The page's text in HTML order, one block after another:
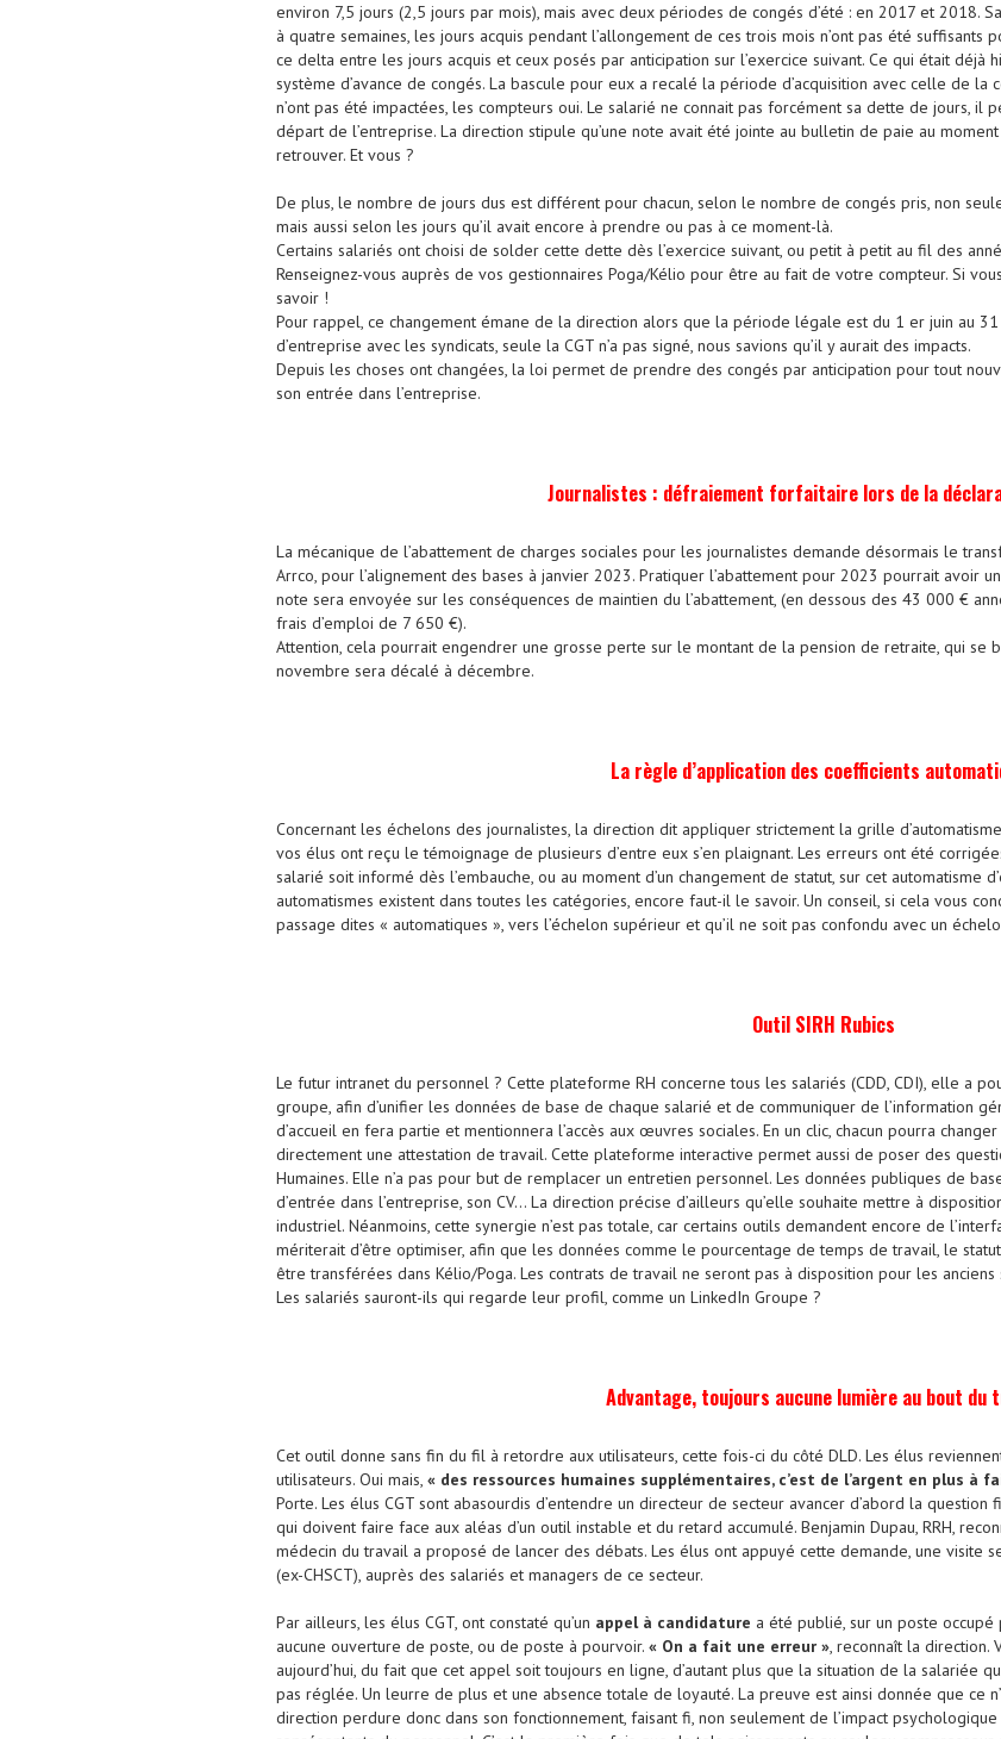
environ 7,5 jours (2,5 jours par mois), mais avec deux périodes de congés d’été : en 2017 et 2018.
à quatre semaines, les jours acquis pendant l’allongement de ces trois mois n’ont pas été suffisants
ce delta entre les jours acquis et ceux posés par anticipation sur l’exercice suivant. Ce qui était déjà
système d’avance de congés. La bascule pour eux a recalé la période d’acquisition avec celle de la
n’ont pas été impactées, les compteurs oui. Le salarié ne connait pas forcément sa dette de jours, il
départ de l’entreprise. La direction stipule qu’une note avait été jointe au bulletin de paie au
retrouver. Et vous ?
De plus, le nombre de jours dus est différent pour chacun, selon le nombre de congés pris, non
mais aussi selon les jours qu’il avait encore à prendre ou pas à ce moment-là.
Certains salariés ont choisi de solder cette dette dès l’exercice suivant, ou petit à petit au fil des
Renseignez-vous auprès de vos gestionnaires Poga/Kélio pour être au fait de votre compteur. Si
savoir !
Pour rappel, ce changement émane de la direction alors que la période légale est du 1 er juin au
d’entreprise avec les syndicats, seule la CGT n’a pas signé, nous savions qu’il y aurait des impacts.
Depuis les choses ont changées, la loi permet de prendre des congés par anticipation pour tout
son entrée dans l’entreprise.
Journalistes : défraiement forfaitaire lors de la
La mécanique de l’abattement de charges sociales pour les journalistes demande désormais le
Arrco, pour l’alignement des bases à janvier 2023. Pratiquer l’abattement pour 2023 pourrait avoir
note sera envoyée sur les conséquences de maintien du l’abattement, (en dessous des 43 000 €
frais d’emploi de 7 650 €).
Attention, cela pourrait engendrer une grosse perte sur le montant de la pension de retraite, qui se
novembre sera décalé à décembre.
La règle d’application des coefficients
Concernant les échelons des journalistes, la direction dit appliquer strictement la grille
vos élus ont reçu le témoignage de plusieurs d’entre eux s’en plaignant. Les erreurs ont été
salarié soit informé dès l’embauche, ou au moment d’un changement de statut, sur cet automatisme
automatismes existent dans toutes les catégories, encore faut-il le savoir. Un conseil, si cela vous
passage dites « automatiques », vers l’échelon supérieur et qu’il ne soit pas confondu avec un
Outil SIRH Rubics
Le futur intranet du personnel ? Cette plateforme RH concerne tous les salariés (CDD, CDI), elle a
groupe, afin d’unifier les données de base de chaque salarié et de communiquer de l’information
d’accueil en fera partie et mentionnera l’accès aux œuvres sociales. En un clic, chacun pourra
directement une attestation de travail. Cette plateforme interactive permet aussi de poser des
Humaines. Elle n’a pas pour but de remplacer un entretien personnel. Les données publiques de
d’entrée dans l’entreprise, son CV… La direction précise d’ailleurs qu’elle souhaite mettre à
industriel. Néanmoins, cette synergie n’est pas totale, car certains outils demandent encore de
mériterait d’être optimiser, afin que les données comme le pourcentage de temps de travail, le
être transférées dans Kélio/Poga. Les contrats de travail ne seront pas à disposition pour les
Les salariés sauront-ils qui regarde leur profil, comme un LinkedIn Groupe ?
Advantage, toujours aucune lumière au bout du
Cet outil donne sans fin du fil à retordre aux utilisateurs, cette fois-ci du côté DLD. Les élus
utilisateurs. Oui mais, « des ressources humaines supplémentaires, c’est de l’argent en plus à
Porte. Les élus CGT sont abasourdis d’entendre un directeur de secteur avancer d’abord la
qui doivent faire face aux aléas d’un outil instable et du retard accumulé. Benjamin Dupau, RRH,
médecin du travail a proposé de lancer des débats. Les élus ont appuyé cette demande, une visite
(ex-CHSCT), auprès des salariés et managers de ce secteur.
Par ailleurs, les élus CGT, ont constaté qu’un appel à candidature a été publié, sur un poste occupé
aucune ouverture de poste, ou de poste à pourvoir. « On a fait une erreur », reconnaît la direction.
aujourd’hui, du fait que cet appel soit toujours en ligne, d’autant plus que la situation de la salariée
pas réglée. Un leurre de plus et une absence totale de loyauté. La preuve est ainsi donnée que ce
direction perdure donc dans son fonctionnement, faisant fi, non seulement de l’impact